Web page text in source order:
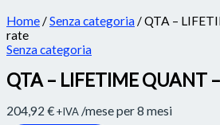
Home/Senza categoria/ QTA –
rate
Senza categoria
QTA – LIFETIME QUANT
204,92 €+IVA /mese per 8 mesi